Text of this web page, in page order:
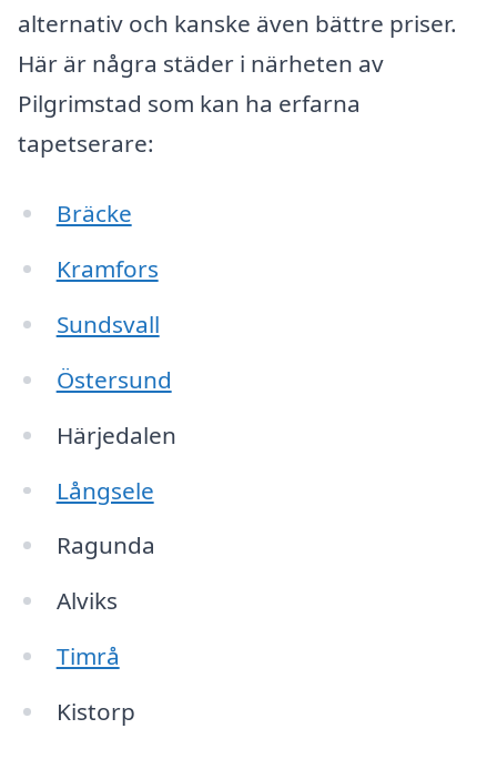
alternativ och kanske även bättre priser.
Här är några städer i närheten av
Pilgrimstad som kan ha erfarna
tapetserare:
Bräcke
Kramfors
Sundsvall
Östersund
Härjedalen
Långsele
Ragunda
Alviks
Timrå
Kistorp